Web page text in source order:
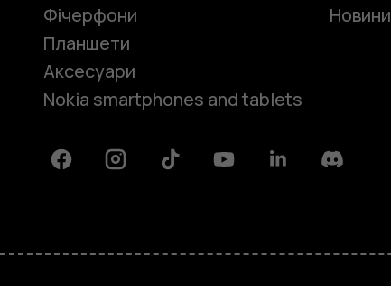
Фічерфони
Планшети
Аксесуари
Nokia smartphones and tablets
Новини
FacebookInstagramTiktok YoutubeLinkedinDiscord